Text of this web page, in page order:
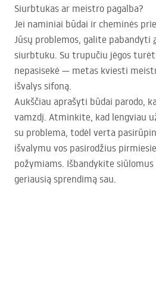
Siurbtukas ar meistro pagalba?
Jei naminiai būdai ir cheminės
Jūsų problemos, galite pabandyti
siurbtuku. Su trupučiu jėgos
nepasisekė — metas kviesti
išvalys sifoną.
Aukščiau aprašyti būdai parodo,
vamzdį. Atminkite, kad lengviau
su problema, todėl verta
išvalymu vos pasirodžius
požymiams. Išbandykite
geriausią sprendimą sau.